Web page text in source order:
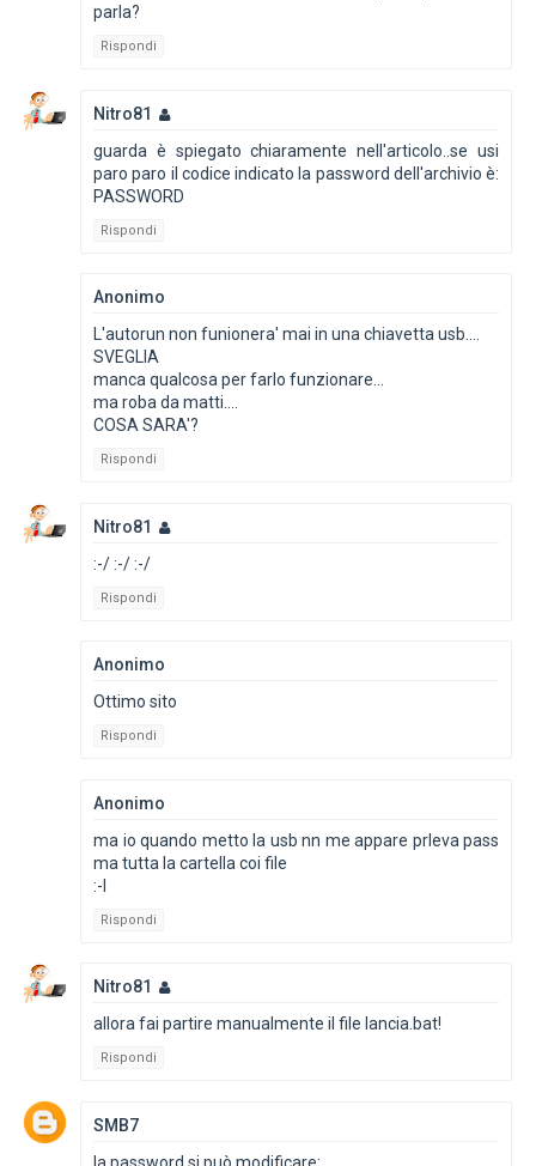
parla?
Rispondi
Nitro81
guarda è spiegato chiaramente nell'articolo..se usi
paro paro il codice indicato la password dell'archivio è:
PASSWORD
Rispondi
Anonimo
L'autorun non funionera' mai in una chiavetta usb....
SVEGLIA
manca qualcosa per farlo funzionare...
ma roba da matti....
COSA SARA'?
Rispondi
Nitro81
:-/ :-/ :-/
Rispondi
Anonimo
Ottimo sito
Rispondi
Anonimo
ma io quando metto la usb nn me appare prleva pass
ma tutta la cartella coi file
:-l
Rispondi
Nitro81
allora fai partire manualmente il file lancia.bat!
Rispondi
SMB7
la password si può modificare: